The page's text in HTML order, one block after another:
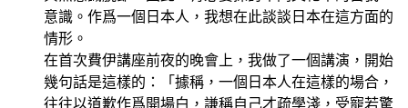
意識。作爲一個日本人，我想在此談談日本在這方面的
情形。
在首次費伊講座前夜的晚會上，我做了一個講演，開始
幾句話是這樣的：「據稱，一個日本人在這樣的場合，
往往以道歉作爲開場白，謙稱自己才疏學淺，受寵若驚